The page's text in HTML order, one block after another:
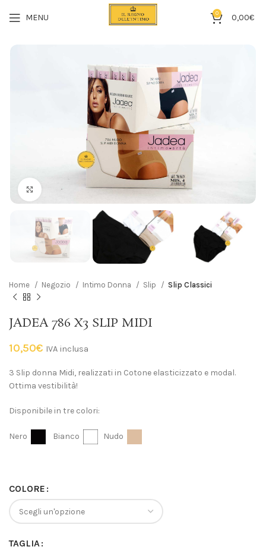
MENU 0 0,00€
Click to enlarge
Home Negozio Intimo Donna Slip Slip Classici
JADEA 786 X3 SLIP MIDI
10,50€ IVA inclusa
3 Slip donna Midi, realizzati in Cotone elasticizzato e modal.
Ottima vestibilità!
Disponibile in tre colori:
Nero Bianco Nudo
COLORE
TAGLIA